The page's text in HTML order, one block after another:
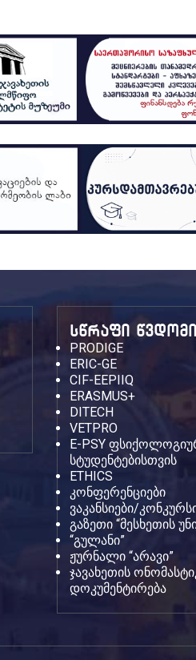
სწრაფი
PRODIGE
ERIC-GE
CIF-EEPIIQ
ERASMUS+
DITECH
VETPRO
E-PSY
სტუდენტებისთვის
ETHICS
კონფერენციები
ვაკანსიები/
გაზეთი “მესხეთის
“გულანი”
ჟურნალი “არავი”
ჯავახეთის
დოკუმენტირება